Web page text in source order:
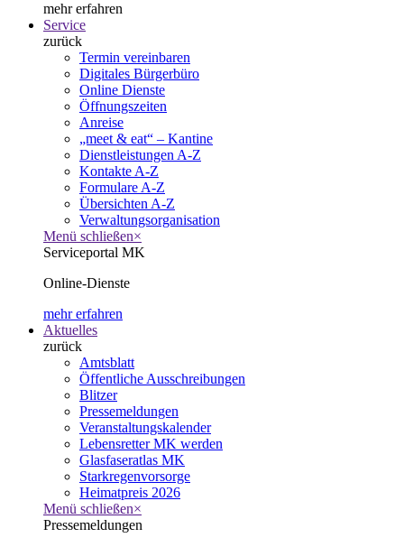
mehr erfahren
Service
zurück
Termin vereinbaren
Digitales Bürgerbüro
Online Dienste
Öffnungszeiten
Anreise
„meet & eat“ – Kantine
Dienstleistungen A-Z
Kontakte A-Z
Formulare A-Z
Übersichten A-Z
Verwaltungsorganisation
Menü schließen×
Serviceportal MK
Online-Dienste
mehr erfahren
Aktuelles
zurück
Amtsblatt
Öffentliche Ausschreibungen
Blitzer
Pressemeldungen
Veranstaltungskalender
Lebensretter MK werden
Glasfaseratlas MK
Starkregenvorsorge
Heimatpreis 2026
Menü schließen×
Pressemeldungen